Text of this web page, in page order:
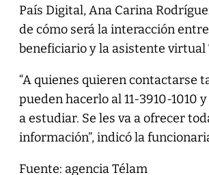
País Digital, Ana Carina
de cómo será la interacción
beneficiario y la asistente virtual
“A quienes quieren contactarse
pueden hacerlo al 11-3910-1010
a estudiar. Se les va a ofrecer
información”, indicó la
Fuente: agencia Télam